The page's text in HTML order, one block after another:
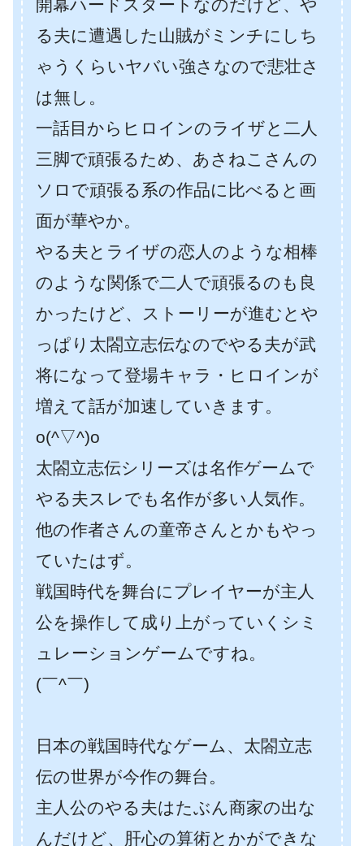
開幕ハードスタートなのだけど、や
る夫に遭遇した山賊がミンチにしち
ゃうくらいヤバい強さなので悲壮さ
は無し。
一話目からヒロインのライザと二人
三脚で頑張るため、あさねこさんの
ソロで頑張る系の作品に比べると画
面が華やか。
やる夫とライザの恋人のような相棒
のような関係で二人で頑張るのも良
かったけど、ストーリーが進むとや
っぱり太閤立志伝なのでやる夫が武
将になって登場キャラ・ヒロインが
増えて話が加速していきます。
o(^▽^)o
太閤立志伝シリーズは名作ゲームで
やる夫スレでも名作が多い人気作。
他の作者さんの童帝さんとかもやっ
ていたはず。
戦国時代を舞台にプレイヤーが主人
公を操作して成り上がっていくシミ
ュレーションゲームですね。
(￣^￣)ゞ
日本の戦国時代なゲーム、太閤立志
伝の世界が今作の舞台。
主人公のやる夫はたぶん商家の出な
んだけど、肝心の算術とかができな